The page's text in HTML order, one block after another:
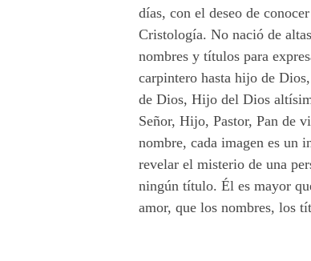
días, con el deseo de
Cristología. No nació de
nombres y títulos para
carpintero hasta hijo de
de Dios, Hijo del Dios
Señor, Hijo, Pastor, Pan de
nombre, cada imagen es un
revelar el misterio de una
ningún título. Él es mayor
amor, que los nombres, los